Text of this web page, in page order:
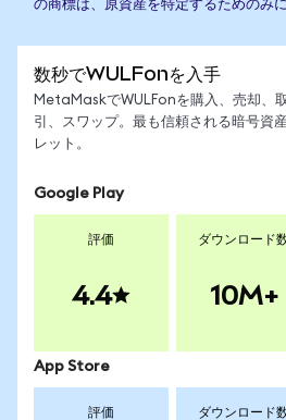
の商標は、原資産を特定するためのみ
数秒でWULFonを入手
MetaMaskでWULFonを購入、売却、取
引、スワップ。最も信頼される暗号資
レット。
Google Play
評価
4.4
ダウンロード
10M+
App Store
評価 ダウンロード